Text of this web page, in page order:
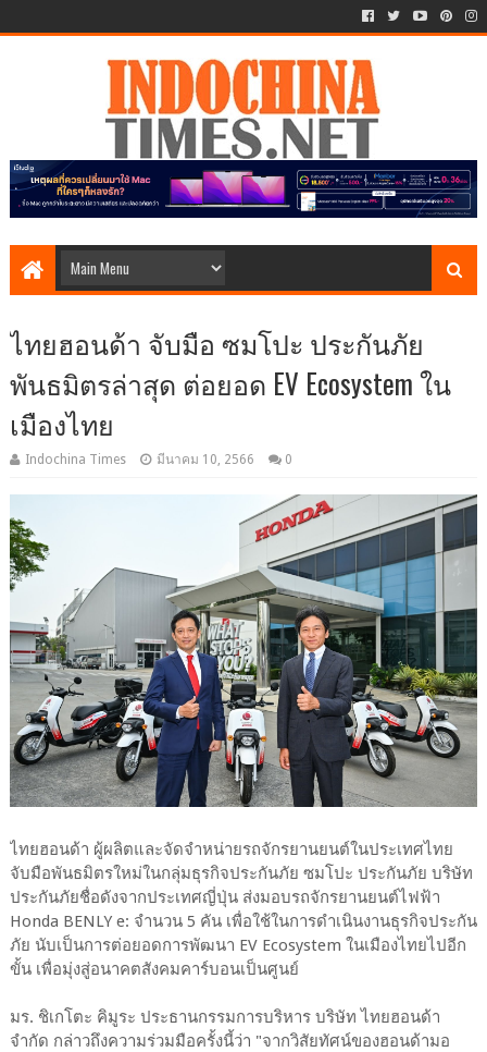
ไทยฮอนด้า จับมือ ซมโปะ ประกันภัย
พันธมิตรล่าสุด ต่อยอด EV Ecosystem ใน
เมืองไทย
Indochina Times มีนาคม 10, 2566 0
ไทยฮอนด้า ผู้ผลิตและจัดจำหน่ายรถจักรยานยนต์ในประเทศไทย
จับมือพันธมิตรใหม่ในกลุ่มธุรกิจประกันภัย ซมโปะ ประกันภัย บริษัท
ประกันภัยชื่อดังจากประเทศญี่ปุ่น ส่งมอบรถจักรยานยนต์ไฟฟ้า
Honda BENLY e: จำนวน 5 คัน เพื่อใช้ในการดำเนินงานธุรกิจประกัน
ภัย นับเป็นการต่อยอดการพัฒนา EV Ecosystem ในเมืองไทยไปอีก
ขั้น เพื่อมุ่งสู่อนาคตสังคมคาร์บอนเป็นศูนย์
มร. ชิเกโตะ คิมูระ ประธานกรรมการบริหาร บริษัท ไทยฮอนด้า
จำกัด กล่าวถึงความร่วมมือครั้งนี้ว่า "จากวิสัยทัศน์ของฮอนด้ามอ